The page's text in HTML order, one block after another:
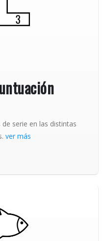
serie en las distintas
ver más